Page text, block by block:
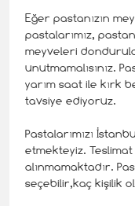
Eğer pastanızın
pastalarımız,
meyveleri
unutmamalısınız.
yarım saat ile kırk
tavsiye ediyoruz.
Pastalarımızı
etmekteyiz.
alınmamaktadır.
seçebilir,kaç kişilik